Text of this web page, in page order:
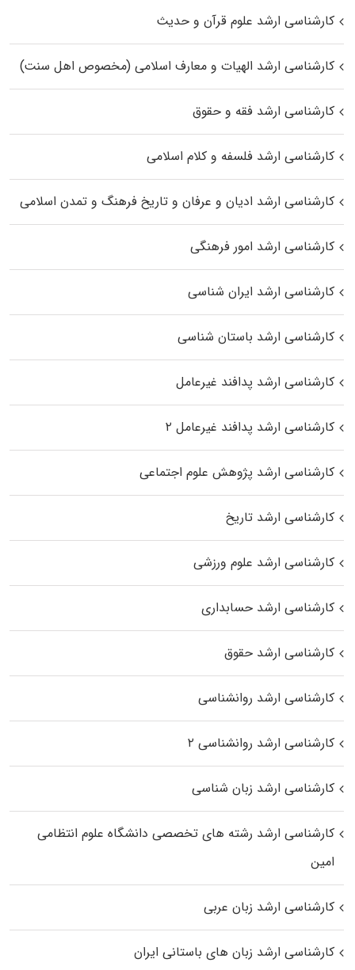
کارشناسی ارشد علوم قرآن و حدیث
کارشناسی ارشد الهیات و معارف اسلامی (مخصوص اهل سنت)
کارشناسی ارشد فقه و حقوق
کارشناسی ارشد فلسفه و کلام اسلامی
کارشناسی ارشد ادیان و عرفان و تاریخ فرهنگ و تمدن اسلامی
کارشناسی ارشد امور فرهنگی
کارشناسی ارشد ایران شناسی
کارشناسی ارشد باستان شناسی
کارشناسی ارشد پدافند غیرعامل
کارشناسی ارشد پدافند غیرعامل ۲
کارشناسی ارشد پژوهش علوم اجتماعی
کارشناسی ارشد تاریخ
کارشناسی ارشد علوم ورزشی
کارشناسی ارشد حسابداری
کارشناسی ارشد حقوق
کارشناسی ارشد روانشناسی
کارشناسی ارشد روانشناسی ۲
کارشناسی ارشد زبان شناسی
کارشناسی ارشد رﺷﺘﻪ ﻫﺎی تخصصی داﻧﺸﮕﺎه ﻋﻠﻮم انتظامی
اﻣﻴﻦ
کارشناسی ارشد زبان عربی
کارشناسی ارشد زبان‌ های باستانی ایران